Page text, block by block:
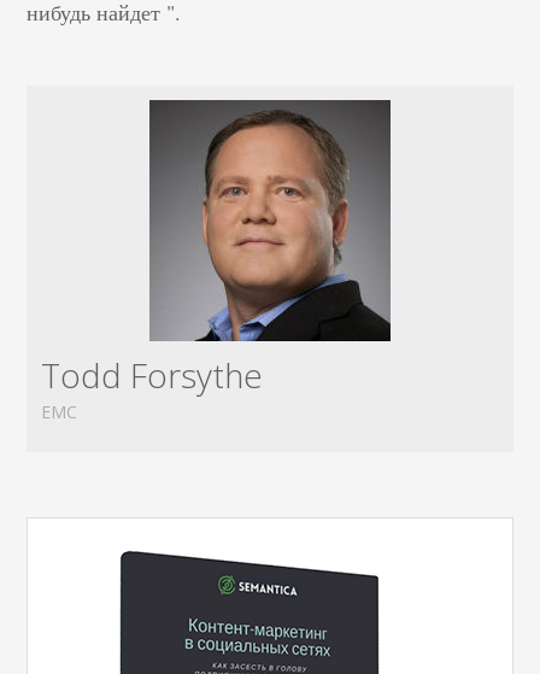
нибудь найдет ".
Todd Forsythe
EMC